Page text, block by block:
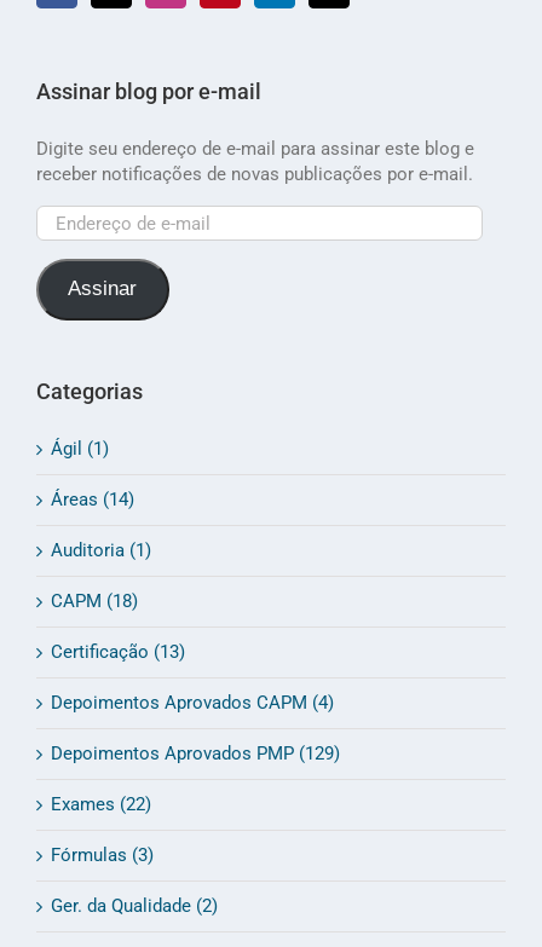
Assinar blog por e-mail
Digite seu endereço de e-mail para assinar este blog e
receber notificações de novas publicações por e-mail.
Endereço
de
e-
mailAssinar
Categorias
Ágil (1)
Áreas (14)
Auditoria (1)
CAPM (18)
Certificação (13)
Depoimentos Aprovados CAPM (4)
Depoimentos Aprovados PMP (129)
Exames (22)
Fórmulas (3)
Ger. da Qualidade (2)